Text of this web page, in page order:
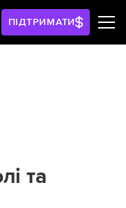
ПІДТРИМАТИ
та